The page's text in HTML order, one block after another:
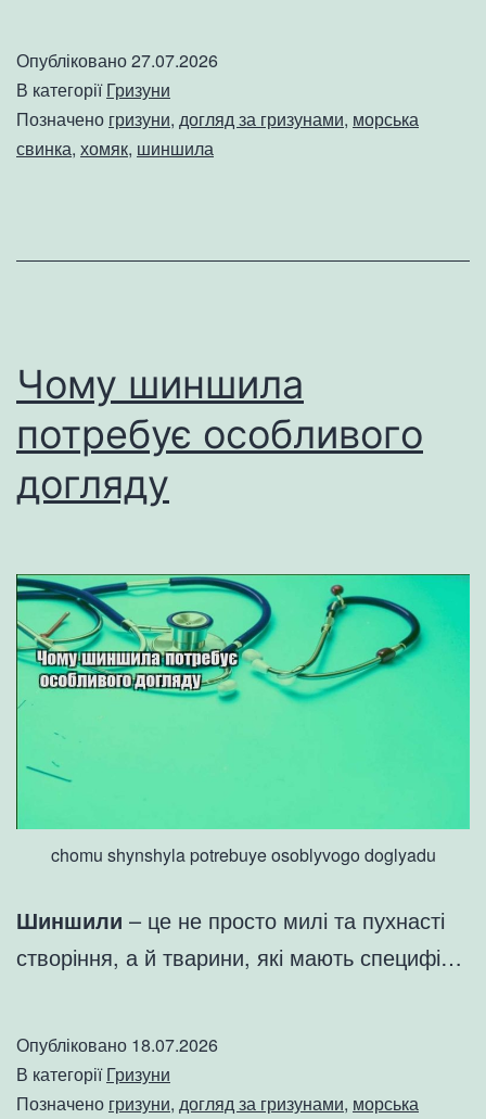
Опубліковано27.07.2026
В категоріїГризуни
Позначено гризуни, догляд за гризунами, морська
свинка, хомяк, шиншила
Чому шиншила
потребує особливого
догляду
chomu shynshyla potrebuye osoblyvogo doglyadu
Шиншили – це не просто милі та пухнасті
створіння, а й тварини, які мають специфі…
Опубліковано 18.07.2026
В категоріїГризуни
Позначено гризуни, догляд за гризунами, морська